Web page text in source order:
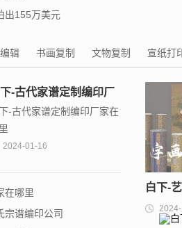
出155万美元
辑 书画复制 文物复制 宣纸打
-古代家谱定制编印厂
哪里
-古代家谱定制编印厂家在
2024-01-16
在哪里
宗谱编印公司
白下-
书画书